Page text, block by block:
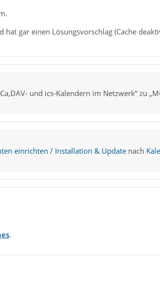
hat gar einen Lösungsvorschlag (Cache
und ics-Kalendern im Netzwerk“ zu
einrichten / Installation & Updatenach
.